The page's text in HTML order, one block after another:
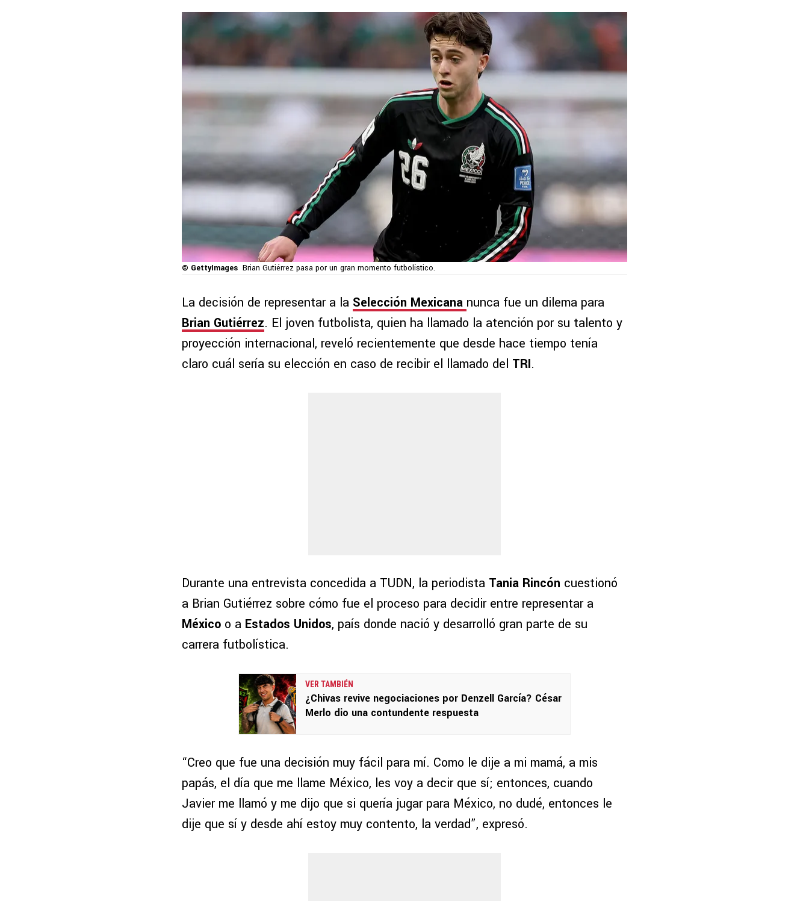
© GettyImages Brian Gutiérrez pasa por un gran momento futbolístico.
La decisión de representar a la Selección Mexicana nunca fue un dilema para
Brian Gutiérrez. El joven futbolista, quien ha llamado la atención por su talento y
proyección internacional, reveló recientemente que desde hace tiempo tenía
claro cuál sería su elección en caso de recibir el llamado del TRI.
Durante una entrevista concedida a TUDN, la periodista Tania Rincón cuestionó
a Brian Gutiérrez sobre cómo fue el proceso para decidir entre representar a
México o a Estados Unidos, país donde nació y desarrolló gran parte de su
carrera futbolística.
VER TAMBIÉN
¿Chivas revive negociaciones por Denzell García? César
Merlo dio una contundente respuesta
“Creo que fue una decisión muy fácil para mí. Como le dije a mi mamá, a mis
papás, el día que me llame México, les voy a decir que sí; entonces, cuando
Javier me llamó y me dijo que si quería jugar para México, no dudé, entonces le
dije que sí y desde ahí estoy muy contento, la verdad”, expresó.